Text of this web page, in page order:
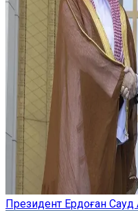
Президент Ердоған